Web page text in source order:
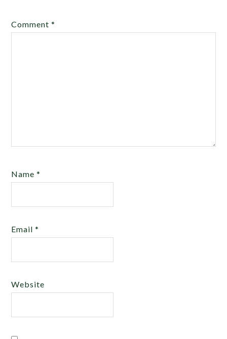
Comment*
Name*
Email*
Website